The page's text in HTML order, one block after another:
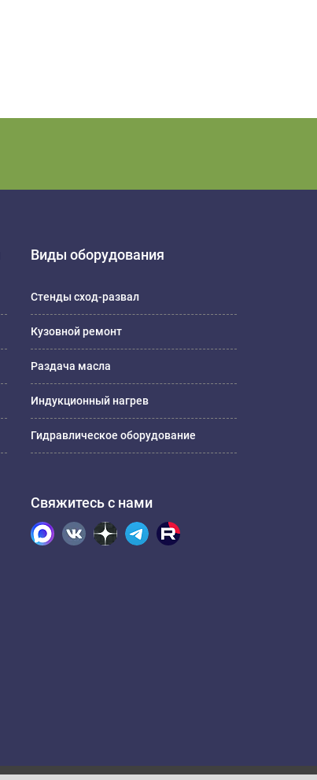
Виды оборудования
Стенды сход-развал
Кузовной ремонт
Раздача масла
Индукционный нагрев
Гидравлическое оборудование
Свяжитесь с нами